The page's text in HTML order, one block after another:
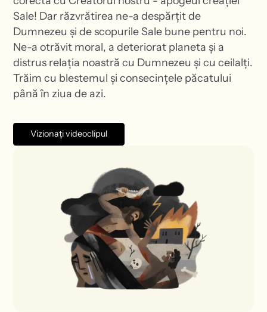
Sale! Dar răzvrătirea ne-a despărțit de
Dumnezeu și de scopurile Sale bune pentru noi.
Ne-a otrăvit moral, a deteriorat planeta și a
distrus relația noastră cu Dumnezeu și cu ceilalți.
Trăim cu blestemul și consecințele păcatului
până în ziua de azi.
Vizionați videoclipul